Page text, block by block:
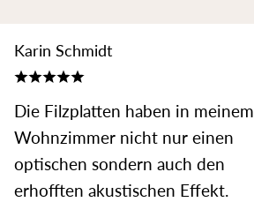
Karin Schmidt
Die Filzplatten haben in meinem
Wohnzimmer nicht nur einen
optischen sondern auch den
erhofften akustischen Effekt.